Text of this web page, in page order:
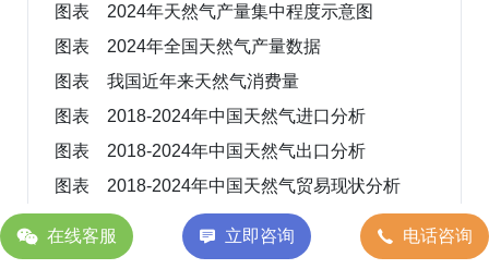
图表 2024年天然气产量集中程度示意图
图表 2024年全国天然气产量数据
图表 我国近年来天然气消费量
图表 2018-2024年中国天然气进口分析
图表 2018-2024年中国天然气出口分析
图表 2018-2024年中国天然气贸易现状分析
图表 2018-2024年中国天然气贸易顺逆差分析
图表 2020年主要贸易国天然气进口量及进口额
在线客服 立即咨询 电话咨询